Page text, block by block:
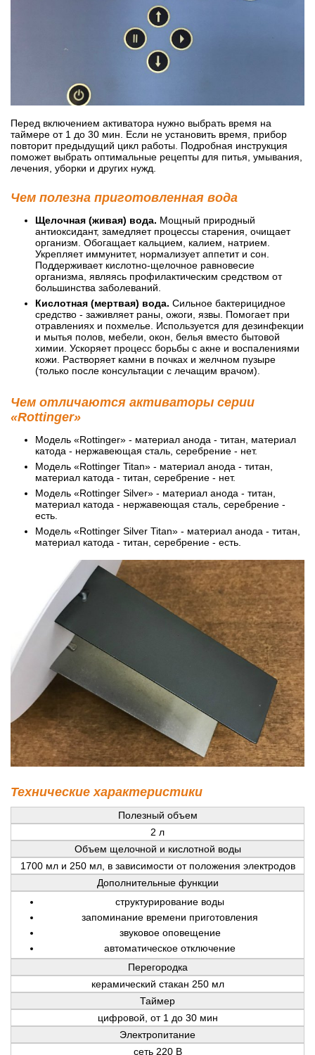
Перед включением активатора нужно выбрать время на
таймере от 1 до 30 мин. Если не установить время, прибор
повторит предыдущий цикл работы. Подробная инструкция
поможет выбрать оптимальные рецепты для питья, умывания,
лечения, уборки и других нужд.
Чем полезна приготовленная вода
Щелочная (живая) вода. Мощный природный
антиоксидант, замедляет процессы старения, очищает
организм. Обогащает кальцием, калием, натрием.
Укрепляет иммунитет, нормализует аппетит и сон.
Поддерживает кислотно-щелочное равновесие
организма, являясь профилактическим средством от
большинства заболеваний.
Кислотная (мертвая) вода. Сильное бактерицидное
средство - заживляет раны, ожоги, язвы. Помогает при
отравлениях и похмелье. Используется для дезинфекции
и мытья полов, мебели, окон, белья вместо бытовой
химии. Ускоряет процесс борьбы с акне и воспалениями
кожи. Растворяет камни в почках и желчном пузыре
(только после консультации с лечащим врачом).
Чем отличаются активаторы серии
«Rottinger»
Модель «Rottinger» - материал анода - титан, материал
катода - нержавеющая сталь, серебрение - нет.
Модель «Rottinger Titan» - материал анода - титан,
материал катода - титан, серебрение - нет.
Модель «Rottinger Silver» - материал анода - титан,
материал катода - нержавеющая сталь, серебрение -
есть.
Модель «Rottinger Silver Titan» - материал анода - титан,
материал катода - титан, серебрение - есть.
Технические характеристики
Полезный объем
2 л
Объем щелочной и кислотной воды
1700 мл и 250 мл, в зависимости от положения электродов
Дополнительные функции
структурирование воды
запоминание времени приготовления
звуковое оповещение
автоматическое отключение
Перегородка
керамический стакан 250 мл
Таймер
цифровой, от 1 до 30 мин
Электропитание
сеть 220 В